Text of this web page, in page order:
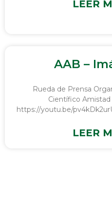
LEER
AAB –
Rueda de Prensa
Científico Amistad
https://youtu.be/
LEER